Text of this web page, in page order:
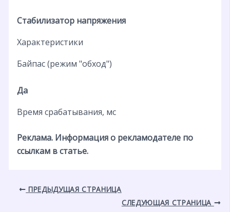
Стабилизатор напряжения
Характеристики
Байпас (режим "обход")
Да
Время срабатывания, мс
Реклама. Информация о рекламодателе по
ссылкам в статье.
ПРЕДЫДУЩАЯ СТРАНИЦА
СЛЕДУЮЩАЯ СТРАНИЦА